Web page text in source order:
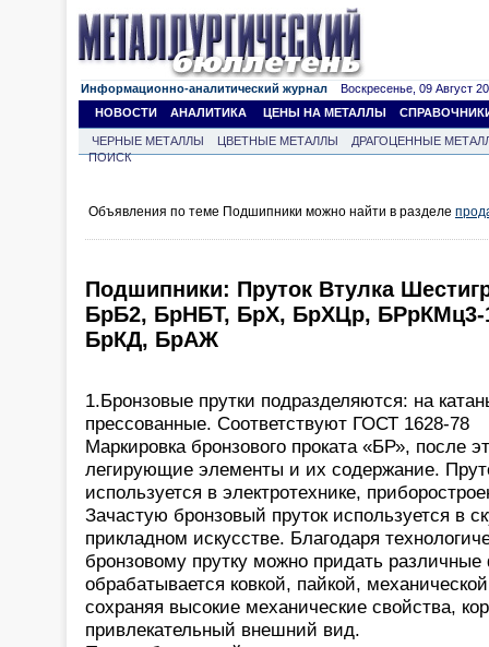
Информационно-аналитический журнал Воскресенье, 09 Август
НОВОСТИ
АНАЛИТИКА ЦЕНЫ НА МЕТАЛЛЫ
ЧЕРНЫЕ МЕТАЛЛЫ ЦВЕТНЫЕ МЕТАЛЛЫ
ДРАГОЦЕННЫЕ
ПОИСК
Объявления по теме Подшипники можно найти в разделе
Подшипники: Пруток Втулка
БрБ2, БрНБТ, БрХ, БрХЦр,
БрКД, БрАЖ
1.Бронзовые прутки подразделяются: на
прессованные. Соответствуют ГОСТ 1628-78
Маркировка бронзового проката «БР», после
легирующие элементы и их содержание.
используется в электротехнике,
Зачастую бронзовый пруток используется в
прикладном искусстве. Благодаря
бронзовому прутку можно придать
обрабатывается ковкой, пайкой,
сохраняя высокие механические свойства,
привлекательный внешний вид.